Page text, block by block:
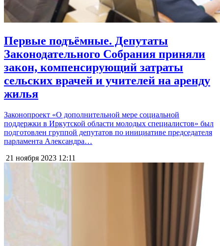
Первые подъёмные. Депутаты
Законодательного Собрания приняли
закон, компенсирующий затраты
сельских врачей и учителей на аренду
жилья
Законопроект «О дополнительной мере социальной
поддержки в Иркутской области молодых специалистов» был
подготовлен группой депутатов по инициативе председателя
парламента Александра…
21 ноября 2023 12:11